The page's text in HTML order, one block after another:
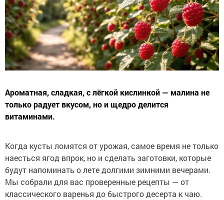
Ароматная, сладкая, с лёгкой кислинкой — малина не
только радует вкусом, но и щедро делится
витаминами.
Когда кусты ломятся от урожая, самое время не только
наесться ягод впрок, но и сделать заготовки, которые
будут напоминать о лете долгими зимними вечерами.
Мы собрали для вас проверенные рецепты — от
классического варенья до быстрого десерта к чаю.